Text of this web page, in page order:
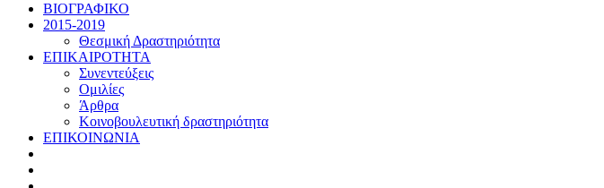
ΒΙΟΓΡΑΦΙΚΟ
2015-2019
Θεσμική Δραστηριότητα
ΕΠΙΚΑΙΡΟΤΗΤΑ
Συνεντεύξεις
Ομιλίες
Άρθρα
Κοινοβουλευτική δραστηριότητα
ΕΠΙΚΟΙΝΩΝΙΑ